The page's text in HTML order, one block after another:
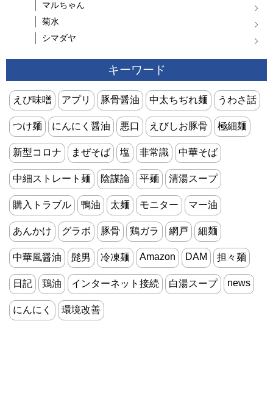
マルちゃん
菊水
シマダヤ
キーワード
えび味噌 アプリ 豚骨醤油 中太ちぢれ麺 うわさ話
つけ麺 にんにく醤油 悪口 えびしお豚骨 極細麺
新型コロナ まぜそば 塩 非常識 中華そば
中細ストレート麺 陰謀論 平麺 清湯スープ
購入トラブル 鴨油 太麺 モニター マー油
あんかけ グラボ 豚骨 鶏ガラ 網戸 細麺
中華風醤油 髭男 冷凍麺 Amazon DAM 担々麺
日記 鶏油 インターネット接続 白湯スープ news
にんにく 環境改善